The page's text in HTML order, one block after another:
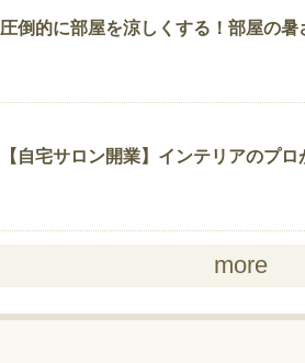
圧倒的に部屋を涼しくする！部屋の
【自宅サロン開業】インテリアのプ
more